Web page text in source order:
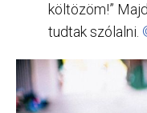
költözöm!”
tudtak szólalni.